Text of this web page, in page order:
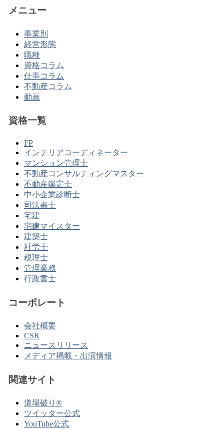
メニュー
事業別
経営形態
職種
資格コラム
仕事コラム
不動産コラム
動画
資格一覧
FP
インテリアコーディネーター
マンション管理士
不動産コンサルティングマスター
不動産鑑定士
中小企業診断士
司法書士
宅建
宅建マイスター
建築士
社労士
税理士
管理業務
行政書士
コーポレート
会社概要
CSR
ニュースリリース
メディア掲載・出演情報
関連サイト
道場破り®
ツイッター公式
YouTube公式